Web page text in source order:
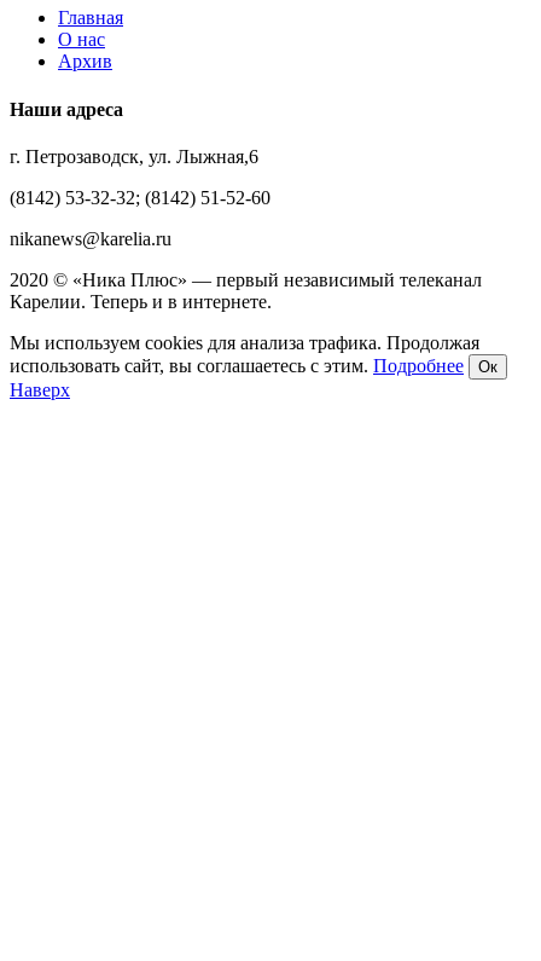
Главная
О нас
Архив
Наши адреса
г. Петрозаводск, ул. Лыжная,6
(8142) 53-32-32; (8142) 51-52-60
nikanews@karelia.ru
2020 © «Ника Плюс» — первый независимый телеканал
Карелии. Теперь и в интернете.
Мы используем cookies для анализа трафика. Продолжая
использовать сайт, вы соглашаетесь с этим. Подробнее Ок
Наверх